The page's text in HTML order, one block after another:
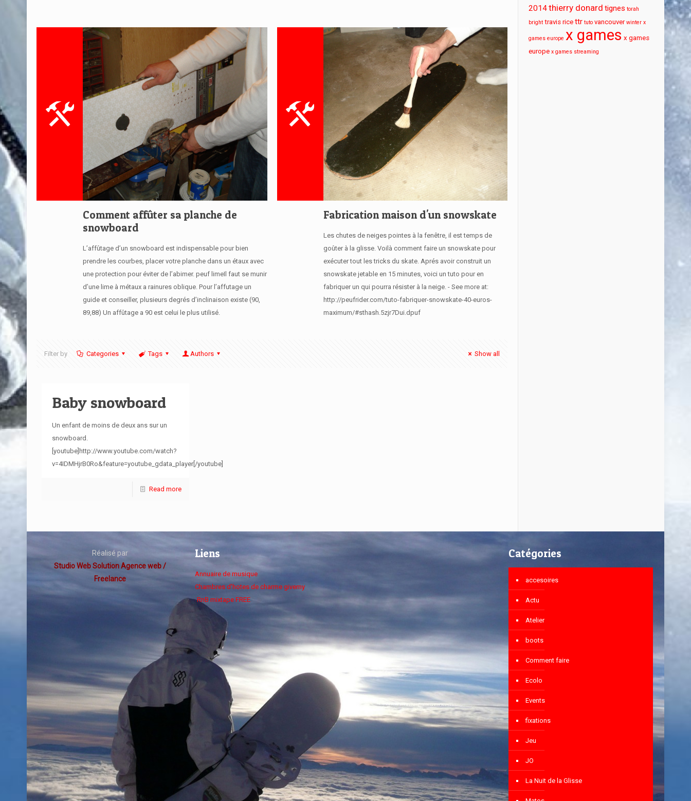
Comment affûter sa planche de
snowboard
L’affûtage d’un snowboard est indispensable pour bien
prendre les courbes, placer votre planche dans un étaux avec
une protection pour éviter de l’abimer. peuf limeIl faut se munir
d’une lime à métaux a rainures oblique. Pour l’affutage un
guide et conseiller, plusieurs degrés d’inclinaison existe (90,
89,88) Un affûtage a 90 est celui le plus utilisé.
Fabrication maison d'un snowskate
Les chutes de neiges pointes à la fenêtre, il est temps de
goûter à la glisse. Voilà comment faire un snowskate pour
exécuter tout les tricks du skate. Aprés avoir construit un
snowskate jetable en 15 minutes, voici un tuto pour en
fabriquer un qui pourra résister à la neige. - See more at:
http://peufrider.com/tuto-fabriquer-snowskate-40-euros-
maximum/#sthash.5zjr7Dui.dpuf
Filter by Categories Tags Authors Show all
Baby snowboard
Un enfant de moins de deux ans sur un
snowboard.
[youtube]http://www.youtube.com/watch?
v=4IDMHjrB0Ro&feature=youtube_gdata_player[/youtube]
Read more
2014thierry donard tignes torah
bright travis rice ttr tuto vancouver winter x
games europe x games x games
europe x games streaming
Réalisé par
Studio Web Solution Agence web /
Freelance
Liens
Annuaire de musique
Chambres d'hotes de charme giverny
RnB mixtape FREE
Catégories
accesoires
Actu
Atelier
boots
Comment faire
Ecolo
Events
fixations
Jeu
JO
La Nuit de la Glisse